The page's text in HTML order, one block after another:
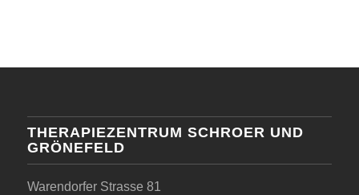
THERAPIEZENTRUM SCHROER UND
GRÖNEFELD
Warendorfer Strasse 81